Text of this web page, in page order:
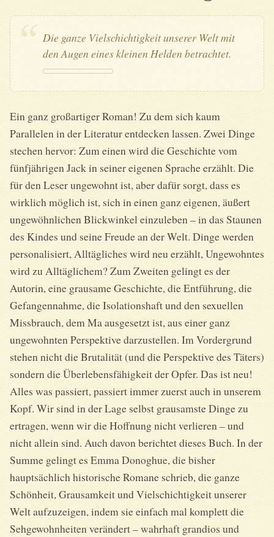
Die ganze Vielschichtigkeit unserer Welt mit
den Augen eines kleinen Helden betrachtet.
Ein ganz großartiger Roman! Zu dem sich kaum
Parallelen in der Literatur entdecken lassen. Zwei Dinge
stechen hervor: Zum einen wird die Geschichte vom
fünfjährigen Jack in seiner eigenen Sprache erzählt. Die
für den Leser ungewohnt ist, aber dafür sorgt, dass es
wirklich möglich ist, sich in einen ganz eigenen, äußert
ungewöhnlichen Blickwinkel einzuleben – in das Staunen
des Kindes und seine Freude an der Welt. Dinge werden
personalisiert, Alltägliches wird neu erzählt, Ungewohntes
wird zu Alltäglichem? Zum Zweiten gelingt es der
Autorin, eine grausame Geschichte, die Entführung, die
Gefangennahme, die Isolationshaft und den sexuellen
Missbrauch, dem Ma ausgesetzt ist, aus einer ganz
ungewohnten Perspektive darzustellen. Im Vordergrund
stehen nicht die Brutalität (und die Perspektive des Täters)
sondern die Überlebensfähigkeit der Opfer. Das ist neu!
Alles was passiert, passiert immer zuerst auch in unserem
Kopf. Wir sind in der Lage selbst grausamste Dinge zu
ertragen, wenn wir die Hoffnung nicht verlieren – und
nicht allein sind. Auch davon berichtet dieses Buch. In der
Summe gelingt es Emma Donoghue, die bisher
hauptsächlich historische Romane schrieb, die ganze
Schönheit, Grausamkeit und Vielschichtigkeit unserer
Welt aufzuzeigen, indem sie einfach mal komplett die
Sehgewohnheiten verändert – wahrhaft grandios und